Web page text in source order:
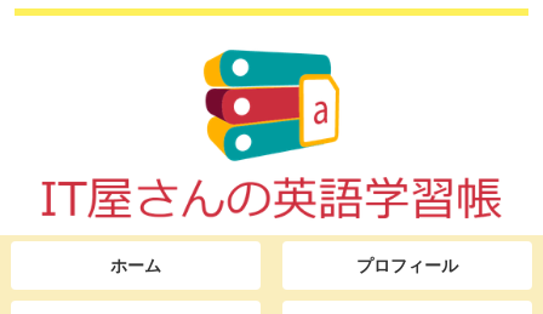
ホーム プロフィール